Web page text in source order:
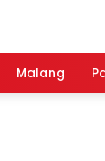
Malang